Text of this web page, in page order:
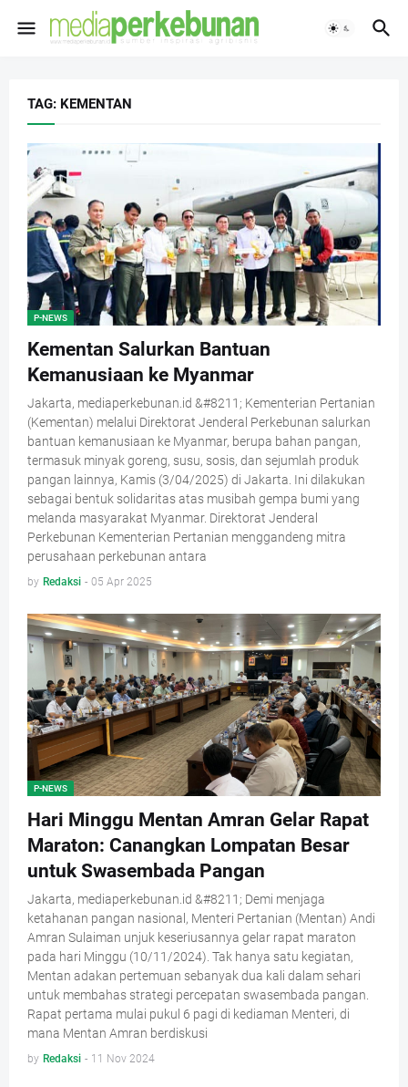
TAG: KEMENTAN
P-NEWS
Kementan Salurkan Bantuan
Kemanusiaan ke Myanmar
Jakarta, mediaperkebunan.id &#8211; Kementerian Pertanian
(Kementan) melalui Direktorat Jenderal Perkebunan salurkan
bantuan kemanusiaan ke Myanmar, berupa bahan pangan,
termasuk minyak goreng, susu, sosis, dan sejumlah produk
pangan lainnya, Kamis (3/04/2025) di Jakarta. Ini dilakukan
sebagai bentuk solidaritas atas musibah gempa bumi yang
melanda masyarakat Myanmar. Direktorat Jenderal
Perkebunan Kementerian Pertanian menggandeng mitra
perusahaan perkebunan antara
by Redaksi - 05 Apr 2025
P-NEWS
Hari Minggu Mentan Amran Gelar Rapat
Maraton: Canangkan Lompatan Besar
untuk Swasembada Pangan
Jakarta, mediaperkebunan.id &#8211; Demi menjaga
ketahanan pangan nasional, Menteri Pertanian (Mentan) Andi
Amran Sulaiman unjuk keseriusannya gelar rapat maraton
pada hari Minggu (10/11/2024). Tak hanya satu kegiatan,
Mentan adakan pertemuan sebanyak dua kali dalam sehari
untuk membahas strategi percepatan swasembada pangan.
Rapat pertama mulai pukul 6 pagi di kediaman Menteri, di
mana Mentan Amran berdiskusi
by Redaksi - 11 Nov 2024